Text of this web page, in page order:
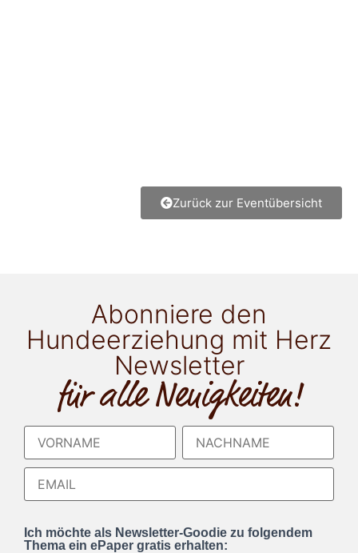
Zurück zur Eventübersicht
Abonniere den
Hundeerziehung mit Herz
Newsletter
für alle Neuigkeiten!
Ich möchte als Newsletter-Goodie zu folgendem
Thema ein ePaper gratis erhalten: